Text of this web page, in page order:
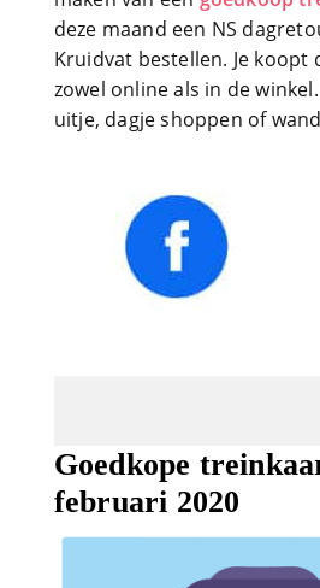
deze maand een NS
Kruidvat bestellen. Je koopt
zowel online als in de
uitje, dagje shoppen of
Goedkope
februari 2020